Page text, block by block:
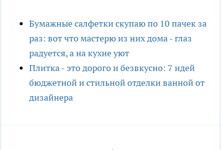
Бумажные салфетки скупаю по 10 пачек за
раз: вот что мастерю из них дома - глаз
радуется, а на кухне уют
Плитка - это дорого и безвкусно: 7 идей
бюджетной и стильной отделки ванной от
дизайнера